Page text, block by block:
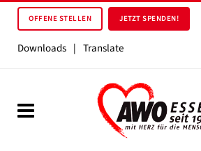
OFFENE STELLEN JETZT SPENDEN!
Downloads | Translate